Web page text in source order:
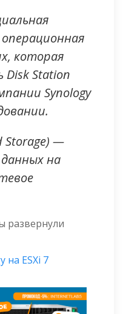
которая
Disk Station
Synology
Storage) —
на
развернули
на ESXi 7